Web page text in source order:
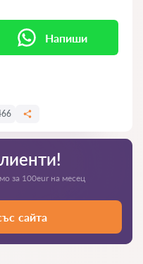
Напиши
за 100eur на месец
сайта